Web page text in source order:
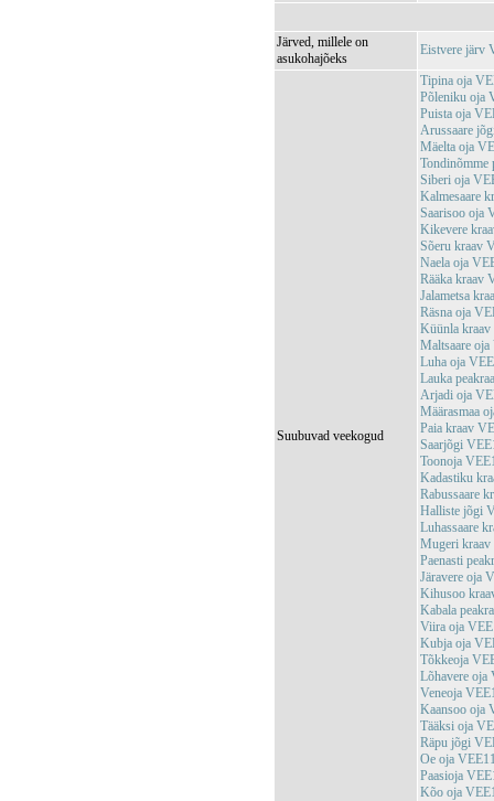
Järved, millele on
asukohajõeks
Eistvere järv
Suubuvad veekogud
Tipina oja
Põleniku oja
Puista oja
Arussaare
Mäelta oja
Tondinõmme
Siberi oja
Kalmesaare
Saarisoo oja
Kikevere
Sõeru kraav
Naela oja
Rääka kraav
Jalametsa
Räsna oja
Küünla
Maltsaare
Luha oja
Lauka
Arjadi oja
Määrasmaa
Paia kraav
Saarjõgi
Toonoja
Kadastiku
Rabussaare
Halliste jõgi
Luhassaare
Mugeri
Paenasti
Järavere oja
Kihusoo
Kabala
Viira oja
Kubja oja
Tõkkeoja
Lõhavere oja
Veneoja
Kaansoo oja
Tääksi oja
Räpu jõgi
Oe oja
Paasioja
Kõo oja